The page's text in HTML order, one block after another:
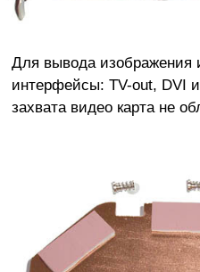
Для вывода
интерфейсы: TV-out, DVI
захвата видео карта не